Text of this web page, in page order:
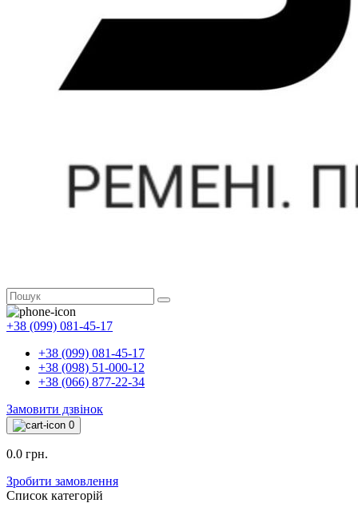
+38 (099) 081-45-17
+38 (099) 081-45-17
+38 (098) 51-000-12
+38 (066) 877-22-34
Замовити дзвінок
0
0.0 грн.
Зробити замовлення
Список категорій